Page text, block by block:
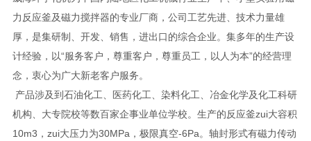
力反应釜及磁力搅拌器的专业厂商，公司工艺先进、技术力量雄
厚，是集研制、开发、销售，进出口的综合企业。集多年的生产设
计经验，以“服务客户，尊重客户，尊重员工，以人为本”的经营理
念，衷心为广大新老客户服务。
产品涉及到石油化工、医药化工、染料化工、冶金化学及化工科研
机构、大专院校等数百家企事业单位学校。生产的反应釜zui大容积
10m3，zui大压力为30MPa，极限真空-6Pa。轴封形式有磁力传动